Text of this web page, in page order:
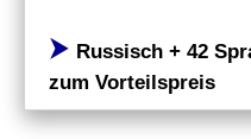
⮞ Russisch + 42
zum Vorteilspreis